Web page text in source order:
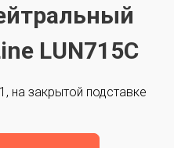
LUN715C
на закрытой подставке